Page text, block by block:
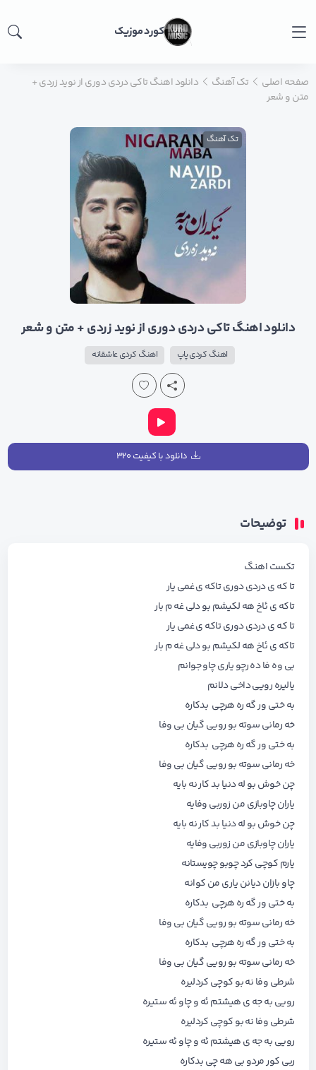
کورد موزیک
صفحه اصلی تک آهنگ
دانلود اهنگ تاکی دردی دوری از نوید زردی +
متن و شعر
تک آهنگ
دانلود اهنگ تاکی دردی دوری از نوید زردی + متن و شعر
اهنگ کردی پاپ اهنگ کردی عاشقانه
دانلود با کیفیت ۳۲۰
توضیحات
تکست اهنگ
تا که ی دردی دوری تاکه ی غمی یار
تاکه ی ئاخ هه لکیشم بو دلی غه م بار
تا که ی دردی دوری تاکه ی غمی یار
تاکه ی ئاخ هه لکیشم بو دلی غه م بار
بی وه فا ده رچو یاری چاو جوانم
یالیره رویی داخی دلانم
به ختی ور گه ره هرچی بدکاره
خه رمانی سوته بو رویی گیان بی وفا
به ختی ور گه ره هرچی بدکاره
خه رمانی سوته بو رویی گیان بی وفا
چن خوش بو له دنیا بد کار نه بایه
یاران چاوبازی من زوربی وفایه
چن خوش بو له دنیا بد کار نه بایه
یاران چاوبازی من زوربی وفایه
یارم کوچی کرد چوبو چویستانه
چاو بازان دیانن یاری من کوانه
به ختی ور گه ره هرچی بدکاره
خه رمانی سوته بو رویی گیان بی وفا
به ختی ور گه ره هرچی بدکاره
خه رمانی سوته بو رویی گیان بی وفا
شرطی وفا نه بو کوچی کردلیره
رویی به جه ی هیشتم ئه و چاو ئه ستیره
شرطی وفا نه بو کوچی کردلیره
رویی به جه ی هیشتم ئه و چاو ئه ستیره
ربی کور مردو بی هه چی بدکاره